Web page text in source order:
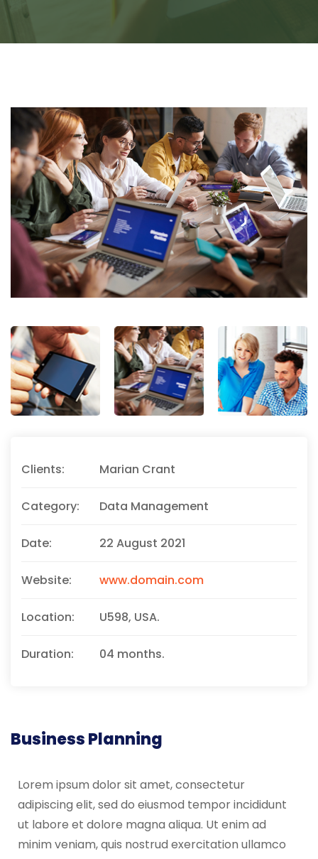
Clients: Marian Crant
Category: Data Management
Date: 22 August 2021
Website: www.domain.com
Location: U598, USA.
Duration: 04 months.
Business Planning
Lorem ipsum dolor sit amet, consectetur
adipiscing elit, sed do eiusmod tempor incididunt
ut labore et dolore magna aliqua. Ut enim ad
minim veniam, quis nostrud exercitation ullamco